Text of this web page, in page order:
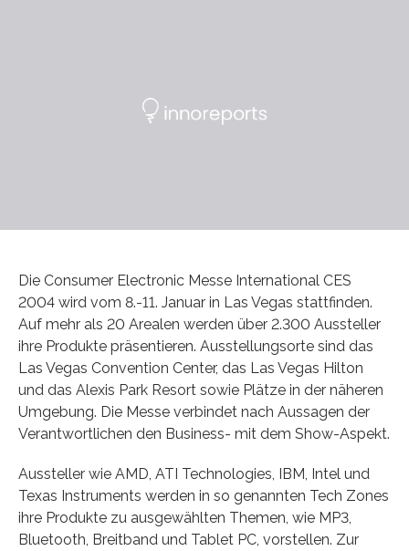
Die Consumer Electronic Messe International CES
2004 wird vom 8.-11. Januar in Las Vegas stattfinden.
Auf mehr als 20 Arealen werden über 2.300 Aussteller
ihre Produkte präsentieren. Ausstellungsorte sind das
Las Vegas Convention Center, das Las Vegas Hilton
und das Alexis Park Resort sowie Plätze in der näheren
Umgebung. Die Messe verbindet nach Aussagen der
Verantwortlichen den Business- mit dem Show-Aspekt.
Aussteller wie AMD, ATI Technologies, IBM, Intel und
Texas Instruments werden in so genannten Tech Zones
ihre Produkte zu ausgewählten Themen, wie MP3,
Bluetooth, Breitband und Tablet PC, vorstellen. Zur